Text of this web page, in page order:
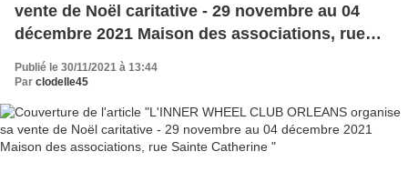
vente de Noël caritative - 29 novembre au 04
décembre 2021 Maison des associations, rue
Publié le 30/11/2021 à 13:44
Par clodelle45